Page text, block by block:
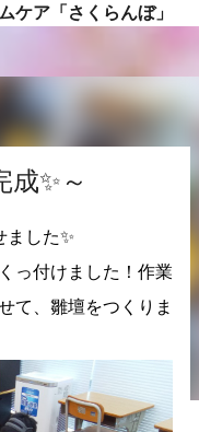
ンツに移動
ケア「さくらんぼ」
✨～
ました✨
っ付けました！作業
て、雛壇をつくりま